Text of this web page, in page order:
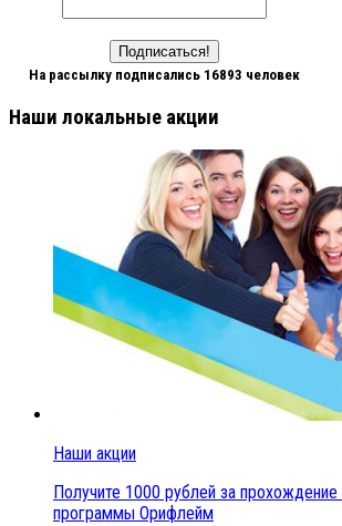
На рассылку подписались 16893 человек
Наши локальные акции
Наши акции
Получите 1000 рублей за прохождение
программы Орифлейм